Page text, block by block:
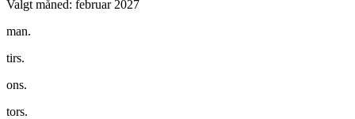
Valgt måned: februar 2027
man.
tirs.
ons.
tors.